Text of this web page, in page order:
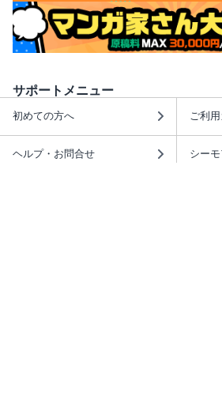
サポートメニュー
初めての方へ ご利
ヘルプ・お問合せ シー